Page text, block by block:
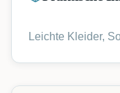
Leichte Kleider,